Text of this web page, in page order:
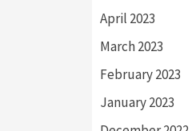
April 2023
March 2023
February 2023
January 2023